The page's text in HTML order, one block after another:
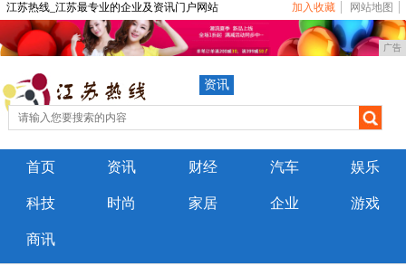
江苏热线_江苏最专业的企业及资讯门户网站 加入收藏 网站地图
广告
资讯
首页 资讯 财经 汽车 娱乐
科技 时尚 家居 企业 游戏
商讯